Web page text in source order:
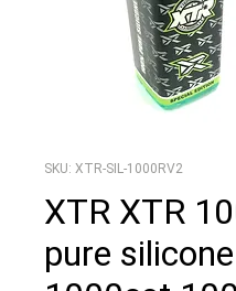
SKU: XTR-SIL-1000RV2
XTR XTR
pure